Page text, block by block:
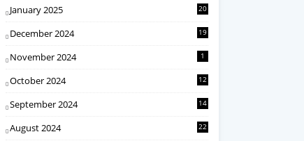
January 2025 20
December 2024 19
November 2024 1
October 2024 12
September 2024 14
August 2024 22